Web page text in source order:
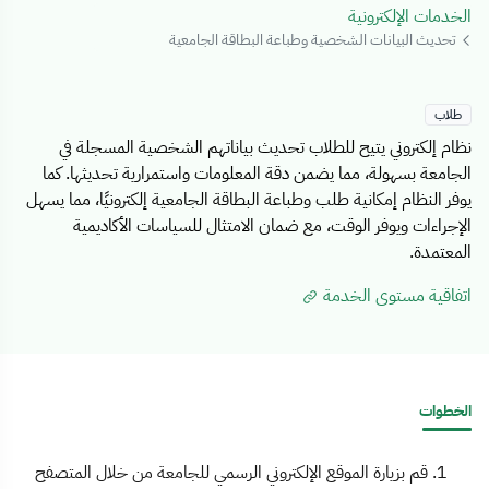
الخدمات الإلكترونية
تحديث البيانات الشخصية وطباعة البطاقة الجامعية
طلاب
نظام إلكتروني يتيح للطلاب تحديث بياناتهم الشخصية المسجلة في
الجامعة بسهولة، مما يضمن دقة المعلومات واستمرارية تحديثها. كما
يوفر النظام إمكانية طلب وطباعة البطاقة الجامعية إلكترونيًا، مما يسهل
الإجراءات ويوفر الوقت، مع ضمان الامتثال للسياسات الأكاديمية
المعتمدة.
اتفاقية مستوى الخدمة
الخطوات
قم بزيارة الموقع الإلكتروني الرسمي للجامعة من خلال المتصفح